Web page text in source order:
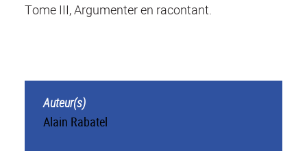
Tome III, Argumenter en racontant.
Auteur(s)
Alain Rabatel